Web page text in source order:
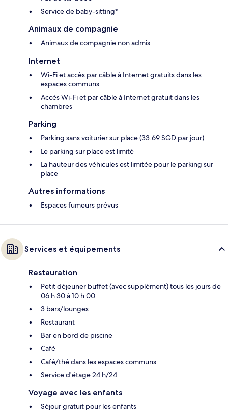
Service de baby-sitting*
Animaux de compagnie
Animaux de compagnie non admis
Internet
Wi-Fi et accès par câble à Internet gratuits dans les
espaces communs
Accès Wi-Fi et par câble à Internet gratuit dans les
chambres
Parking
Parking sans voiturier sur place (33.69 SGD par jour)
Le parking sur place est limité
La hauteur des véhicules est limitée pour le parking sur
place
Autres informations
Espaces fumeurs prévus
Services et équipements
Restauration
Petit déjeuner buffet (avec supplément) tous les jours de
06 h 30 à 10 h 00
3 bars/lounges
Restaurant
Bar en bord de piscine
Café
Café/thé dans les espaces communs
Service d'étage 24 h/24
Voyage avec les enfants
Séjour gratuit pour les enfants